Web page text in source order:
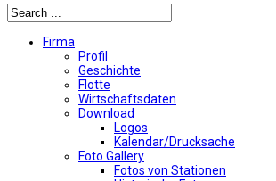
Firma
Profil
Geschichte
Flotte
Wirtschaftsdaten
Download
Logos
Kalendar/Drucksache
Foto Gallery
Fotos von Stationen